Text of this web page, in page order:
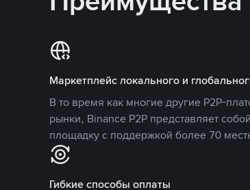
Маркетплейс локального и
В то время как многие другие P2P-
рынки, Binance P2P представляет
площадку с поддержкой более 70
Гибкие способы оплаты